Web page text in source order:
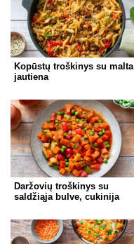
Kopūstų troškinys su malta
jautiena
Daržovių troškinys su
saldžiąja bulve, cukinija